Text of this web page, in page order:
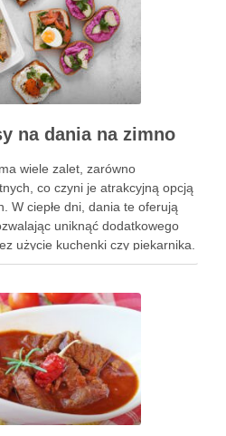
na dania na zimno
wiele zalet, zarówno
co czyni je atrakcyjną opcją
W ciepłe dni, dania te oferują
uniknąć dodatkowego
użycie kuchenki czy piekarnika.
życia, zwłaszcza w gorące,